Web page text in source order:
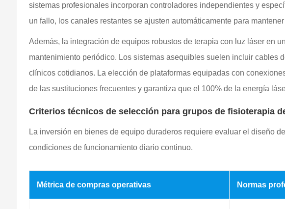
sistemas profesionales incorporan controladores independientes y
un fallo, los canales restantes se ajusten automáticamente para
Además, la integración de equipos robustos de terapia con luz láser en
mantenimiento periódico. Los sistemas asequibles suelen incluir cables
clínicos cotidianos. La elección de plataformas equipadas con
de las sustituciones frecuentes y garantiza que el 100% de la energía
Criterios técnicos de selección para grupos de fisioterapia
La inversión en bienes de equipo duraderos requiere evaluar el diseño
condiciones de funcionamiento diario continuo.
Métrica de compras operativas Normas